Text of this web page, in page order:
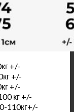
+/-
+/-
+/-
кг +/-
110кг+/-